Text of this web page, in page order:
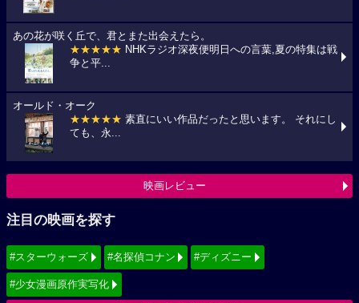
あの花が咲く丘で、君とまた出会えたら。
★★★★★ NHKラジオ深夜便明日への言葉,夏の特集は戦
争と平...
オールド・オーク
★★★★★ 素直にいい作品だったと思います。 それにし
ても、永...
映画レビュー
注目の映画を探す
#スターウォーズ #名探偵コナン #ディズニー
#少女漫画原作実写化